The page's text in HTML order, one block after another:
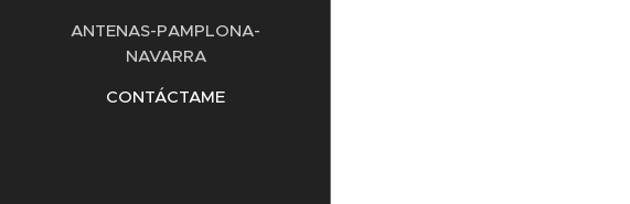
ANTENAS-PAMPLONA-
NAVARRA
CONTÁCTAME